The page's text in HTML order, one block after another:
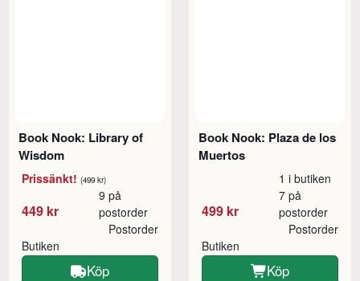
Book Nook: Library of
Wisdom
Prissänkt! (499 kr)
449 kr
9 på
postorder
Butiken
Postorder
Köp
Book Nook: Plaza de los
Muertos
499 kr
1 i butiken
7 på
postorder
Butiken
Postorder
Köp